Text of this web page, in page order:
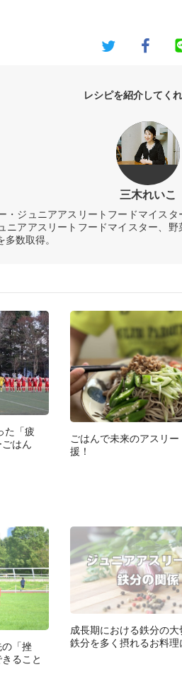
レシピを紹介してく
三木れいこ
・ジュニアアスリートフードマイス
ニアアスリートフードマイスター、
数取得。
た「疲
はん
ごはんで未来のアスリー
援！
「挫
ること
成長期における鉄分の大
鉄分を多く摂れるお料理